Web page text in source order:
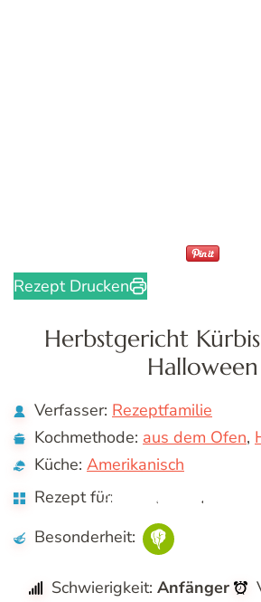
Rezept Drucken
Herbstgericht
Halloween
Verfasser: Rezeptfamilie
Kochmethode: aus dem Ofen,
Küche: Amerikanisch
Rezept für:Abendessen
,Mittagessen
,Vegetarisch
Besonderheit:
Schwierigkeit: Anfänger